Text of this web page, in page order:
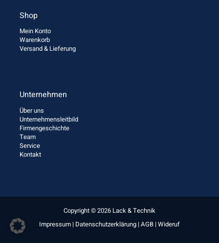
Shop
Mein Konto
Warenkorb
Versand & Lieferung
Unternehmen
Über uns
Unternehmensleitbild
Firmengeschichte
Team
Service
Kontakt
Copyright © 2026 Lack & Technik
Impressum | Datenschutzerklärung | AGB | Wideruf